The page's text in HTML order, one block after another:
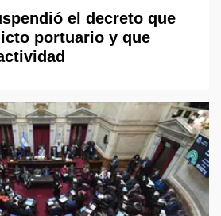
el decreto que
portuario y que